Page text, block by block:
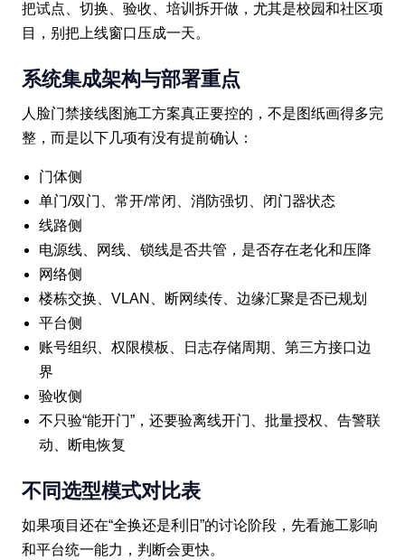
把试点、切换、验收、培训拆开做，尤其是校园和社区项
目，别把上线窗口压成一天。
系统集成架构与部署重点
人脸门禁接线图施工方案真正要控的，不是图纸画得多完
整，而是以下几项有没有提前确认：
门体侧
单门/双门、常开/常闭、消防强切、闭门器状态
线路侧
电源线、网线、锁线是否共管，是否存在老化和压降
网络侧
楼栋交换、VLAN、断网续传、边缘汇聚是否已规划
平台侧
账号组织、权限模板、日志存储周期、第三方接口边
界
验收侧
不只验“能开门”，还要验离线开门、批量授权、告警联
动、断电恢复
不同选型模式对比表
如果项目还在“全换还是利旧”的讨论阶段，先看施工影响
和平台统一能力，判断会更快。